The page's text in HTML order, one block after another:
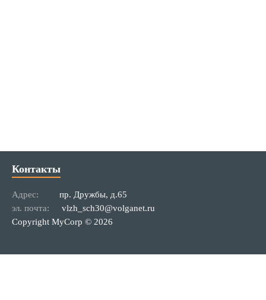
Контакты
Адрес:
пр. Дружбы, д.65
эл. почта:
vlzh_sch30@volganet.ru
Copyright MyCorp © 2026